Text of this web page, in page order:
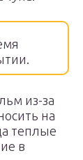
из-за
на
теплые
в